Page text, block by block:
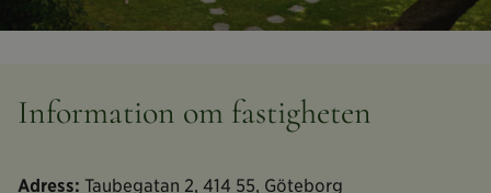
Information om fastigheten
Adress: Taubegatan 2, 414 55, Göteborg